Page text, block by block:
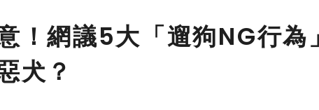
！網議5大「遛狗NG行為
犬？